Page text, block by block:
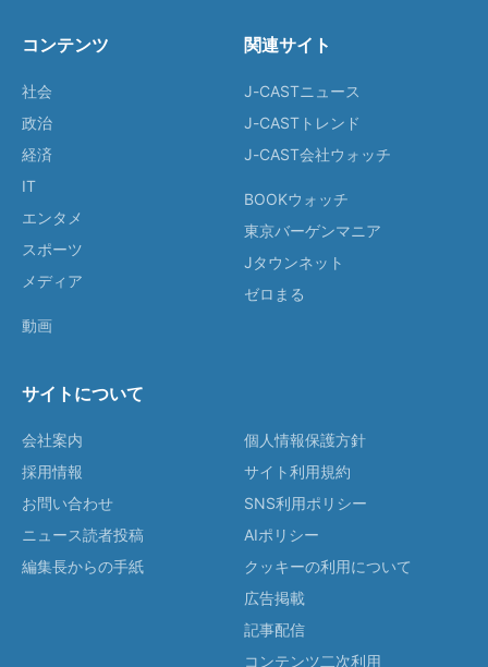
コンテンツ
社会
政治
経済
IT
エンタメ
スポーツ
メディア
動画
関連サイト
J-CASTニュース
J-CASTトレンド
J-CAST会社ウォッチ
BOOKウォッチ
東京バーゲンマニア
Jタウンネット
ゼロまる
サイトについて
会社案内
採用情報
お問い合わせ
ニュース読者投稿
編集長からの手紙
個人情報保護方針
サイト利用規約
SNS利用ポリシー
AIポリシー
クッキーの利用について
広告掲載
記事配信
コンテンツ二次利用